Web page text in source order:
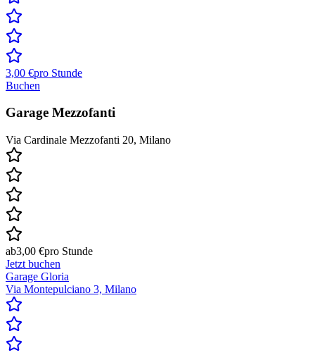
3,00 €pro Stunde
Buchen
Garage Mezzofanti
Via Cardinale Mezzofanti 20, Milano
ab3,00 €pro Stunde
Jetzt buchen
Garage Gloria
Via Montepulciano 3, Milano